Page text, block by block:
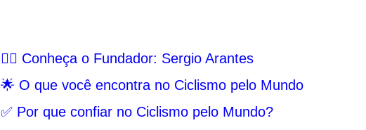
🚴‍♂️ Conheça o Fundador: Sergio Arantes
🌟 O que você encontra no Ciclismo pelo Mundo
✅ Por que confiar no Ciclismo pelo Mundo?